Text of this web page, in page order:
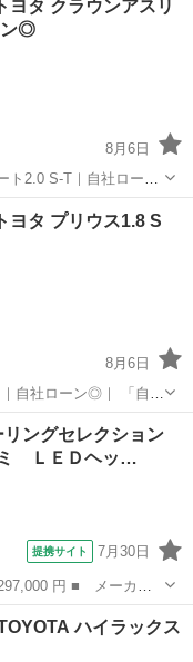
LINEリンクからのみ受
ヨタ クラウンアスリ
ン◎
8月6日
ト2.0 S-T｜自社ローン
クラウンアスリート
ヨタ プリウス1.8 S
8月6日
ローン◎｜ 「自社
扱いございます💡 ⚠
のLINEリンクからのみ
ローン
リングセレクション
ＬＥＤヘッ…
提携サイト 7月30日
ド名： Ｇツーリン
ＥＤヘッドライト フ
ハイラックス